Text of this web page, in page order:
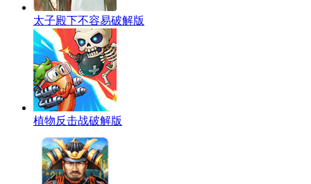
太子殿下不容易破解版
植物反击战破解版